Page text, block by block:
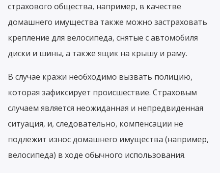
страхового общества, например, в качестве
домашнего имущества также можно застраховать
крепление для велосипеда, снятые с автомобиля
диски и шины, а также ящик на крышу и раму.
В случае кражи необходимо вызвать полицию,
которая зафиксирует происшествие. Страховым
случаем является неожиданная и непредвиденная
ситуация, и, следовательно, компенсации не
подлежит износ домашнего имущества (например,
велосипеда) в ходе обычного использования.